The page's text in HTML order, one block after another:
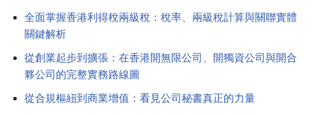
全面掌握香港利得稅兩級稅：稅率、兩級稅計算與關聯實體
關鍵解析
從創業起步到擴張：在香港開無限公司、開獨資公司與開合
夥公司的完整實務路線圖
從合規樞紐到商業增值：看見公司秘書真正的力量